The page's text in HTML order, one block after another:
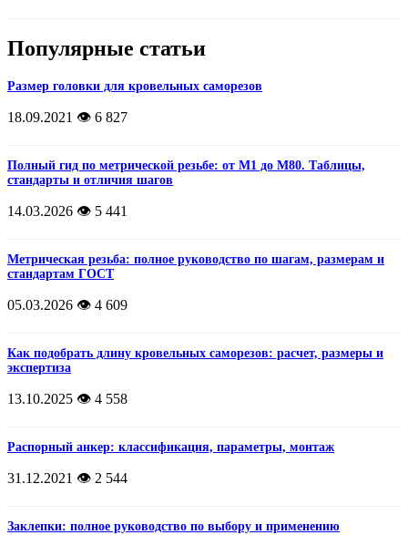
Популярные статьи
Размер головки для кровельных саморезов
18.09.2021 👁️ 6 827
Полный гид по метрической резьбе: от М1 до М80. Таблицы,
стандарты и отличия шагов
14.03.2026 👁️ 5 441
Метрическая резьба: полное руководство по шагам, размерам и
стандартам ГОСТ
05.03.2026 👁️ 4 609
Как подобрать длину кровельных саморезов: расчет, размеры и
экспертиза
13.10.2025 👁️ 4 558
Распорный анкер: классификация, параметры, монтаж
31.12.2021 👁️ 2 544
Заклепки: полное руководство по выбору и применению